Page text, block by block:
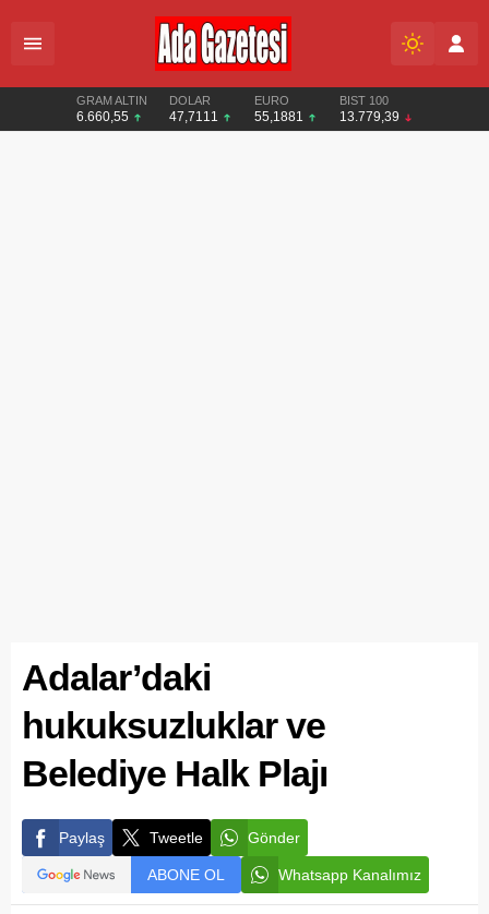
GRAM ALTIN
6.660,55
DOLAR
47,7111
EURO
55,1881
BIST 100
13.779,39
Adalar’daki
hukuksuzluklar ve
Belediye Halk Plajı
Paylaş Tweetle Gönder
ABONE OL Whatsapp Kanalımız